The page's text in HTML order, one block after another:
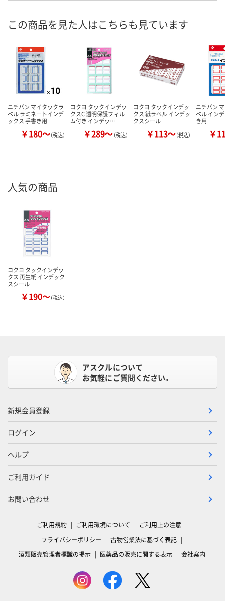
この商品を見た人はこちらも見ています
ニチバン マイタックラ
ベル ラミネートインデ
ックス 手書き用
￥180～（税込）
コクヨ タックインデッ
クスC 透明保護フィル
ム付き インデッ…
￥289～（税込）
コクヨ タックインデッ
クス 紙ラベル インデッ
クスシール
￥113～（税込）
ニチバン
ベル イン
き用
￥
人気の商品
コクヨ タックインデッ
クス 再生紙 インデック
スシール
￥190～（税込）
アスクルについて
お気軽にご質問ください。
新規会員登録
ログイン
ヘルプ
ご利用ガイド
お問い合わせ
ご利用規約 ご利用環境について
ご利用上の注意
プライバシーポリシー
古物営業法に基づく表記
酒類販売管理者標識の掲示
医薬品の販売に関する表示 会社案内